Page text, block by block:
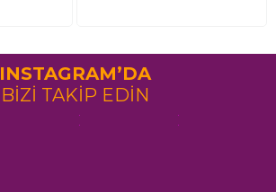
INSTAGRAM’DA
BİZİ TAKİP EDİN